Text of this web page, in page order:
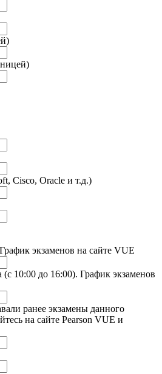
Cisco, Oracle и т.д.)
экзаменов на сайте VUE
10:00 до 16:00). График экзаменов
ранее экзамены данного
на сайте Pearson VUE и